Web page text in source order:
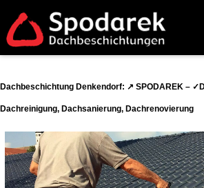
Dachbeschichtung Denkendorf: ↗️ SPODAREK –
Dachreinigung, Dachsanierung, Dachrenovierung